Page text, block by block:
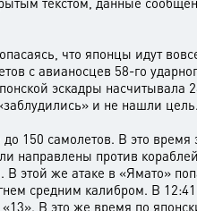
что японцы идут
с авианосцев 58-го
эскадры
и не нашли
150 самолетов. В это
направлены против
В этой же атаке в «Ямато»
средним калибром. В
В это же время по